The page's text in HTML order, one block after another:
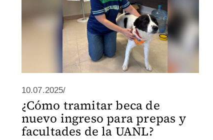
10.07.2025/
¿Cómo tramitar beca de
nuevo ingreso para prepas y
facultades de la UANL?